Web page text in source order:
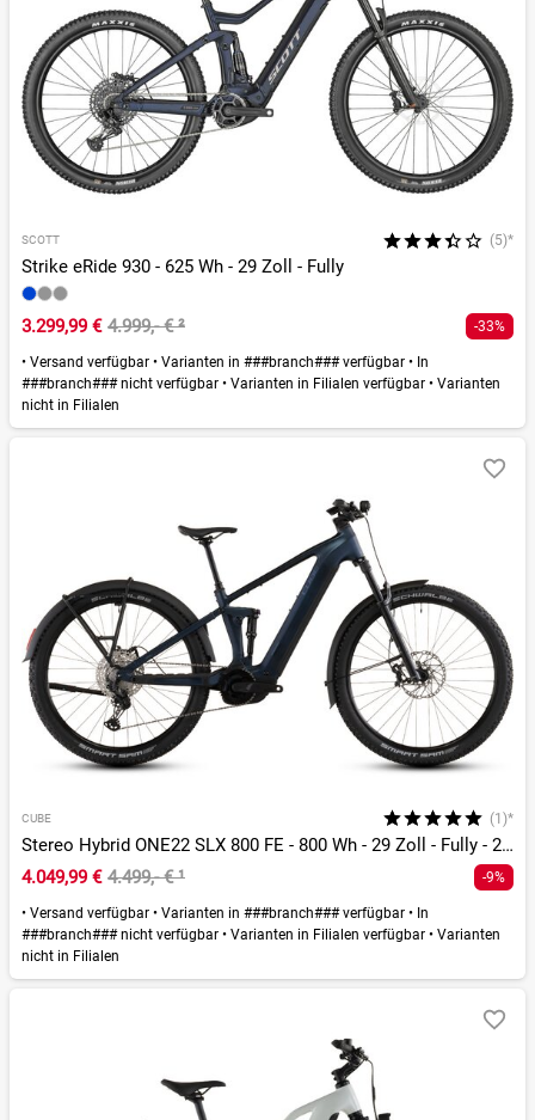
SCOTT (5)*
Strike eRide 930 - 625 Wh - 29 Zoll - Fully
3.299,99 € 4.999,- €² -33%
• Versand verfügbar • Varianten in ###branch### verfügbar • In
###branch### nicht verfügbar • Varianten in Filialen verfügbar • Varianten
nicht in Filialen
CUBE (1)*
Stereo Hybrid ONE22 SLX 800 FE - 800 Wh - 29 Zoll - Fully - 2026
4.049,99 € 4.499,- €¹ -9%
• Versand verfügbar • Varianten in ###branch### verfügbar • In
###branch### nicht verfügbar • Varianten in Filialen verfügbar • Varianten
nicht in Filialen